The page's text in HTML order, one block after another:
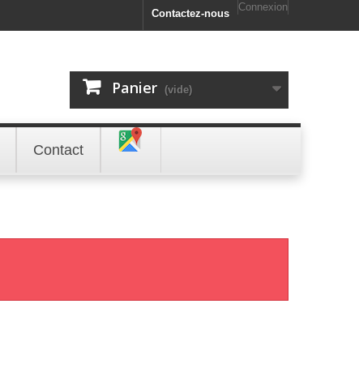
Connexion
Contactez-nous
Panier (vide)
Contact